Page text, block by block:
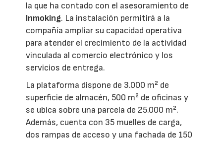
la que ha contado con el asesoramiento de
Inmoking. La instalación permitirá a la
compañía ampliar su capacidad operativa
para atender el crecimiento de la actividad
vinculada al comercio electrónico y los
servicios de entrega.
La plataforma dispone de 3.000 m² de
superficie de almacén, 500 m² de oficinas y
se ubica sobre una parcela de 25.000 m².
Además, cuenta con 35 muelles de carga,
dos rampas de acceso y una fachada de 150